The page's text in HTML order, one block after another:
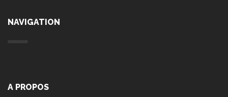
NAVIGATION
A PROPOS